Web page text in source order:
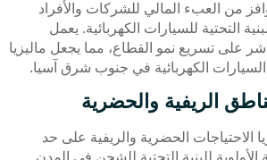
من العبء المالي للشركات والأفراد
التحتية للسيارات الكهربائية. يعمل
على تسريع نمو القطاع، مما يجعل ماليزيا
الكهربائية في جنوب شرق آسيا.
الريفية والحضرية
الاحتياجات الحضرية والريفية على حد